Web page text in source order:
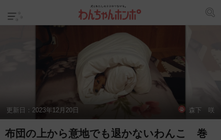
更新日： 2023年12月20日 森下 咲
布団の上から意地でも退かないわんこ 巻